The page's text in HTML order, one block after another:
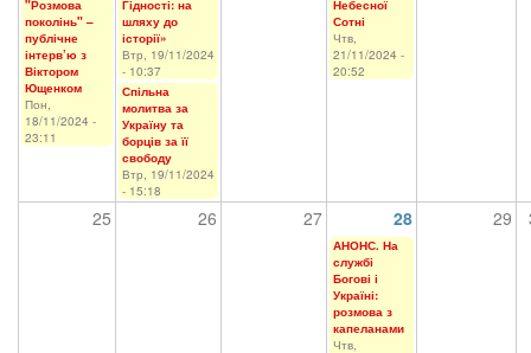
"Розмова
поколінь" –
публічне
інтерв’ю з
Віктором
Ющенком
Пон,
18/11/2024 -
23:11
Гідності: на
шляху до
історії»
Втр, 19/11/2024
- 10:37
Спільна
молитва за
Україну та
борців за її
свободу
Втр, 19/11/2024
- 15:18
Небесної
Сотні
Чтв,
21/11/2024 -
20:52
25 26 27 28 29
АНОНС. На
службі
Богові і
Україні:
розмова з
капеланами
Чтв,